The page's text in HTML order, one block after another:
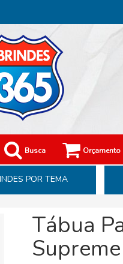
Busca Orçamento
POR TEMA
Tábua